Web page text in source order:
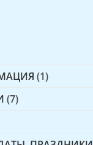
(1)
(7)